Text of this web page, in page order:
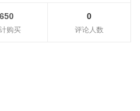
0
评论人数
650
购买